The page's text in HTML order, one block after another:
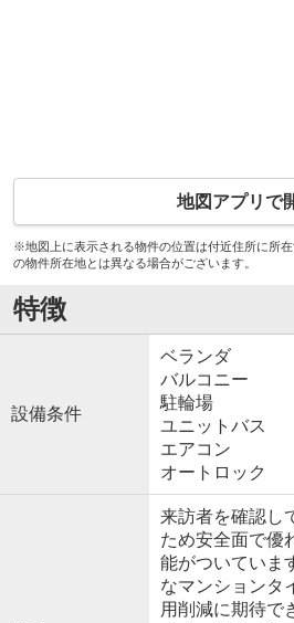
地図アプリで
※地図上に表示される物件の位置は付近住所に所
の物件所在地とは異なる場合がございます。
特徴
設備条件
ベランダ
バルコニー
駐輪場
ユニットバス
エアコン
オートロック
来訪者を確認し
ため安全面で優
能がついていま
なマンションタ
用削減に期待で